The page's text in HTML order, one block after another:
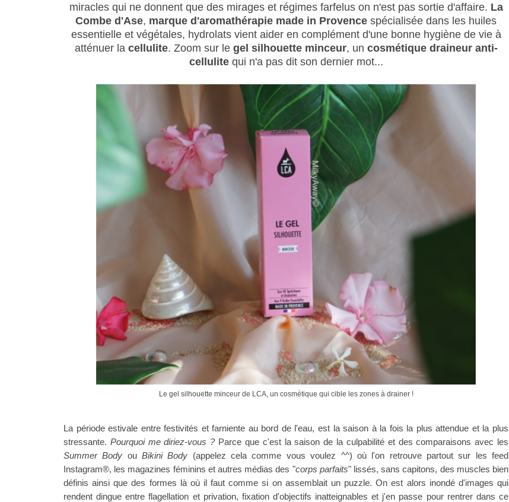
miracles qui ne donnent que des mirages et régimes farfelus on n'est pas sortie d'affaire. La
Combe d'Ase, marque d'aromathérapie made in Provence spécialisée dans les huiles
essentielle et végétales, hydrolats vient aider en complément d'une bonne hygiène de vie à
atténuer la cellulite. Zoom sur le gel silhouette minceur, un cosmétique draineur anti-
cellulitequi n'a pas dit son dernier mot...
Le gel silhouette minceur de LCA, un cosmétique qui cible les zones à drainer !
La période estivale entre festivités et farniente au bord de l'eau, est la saison à la fois la plus attendue et la plus
stressante. Pourquoi me diriez-vous ?Parce que c'est la saison de la culpabilité et des comparaisons avec les
Summer Body ouBikini Body (appelez cela comme vous voulez ^^) où l'on retrouve partout sur les feed
Instagram®, les magazines féminins et autres médias des "corps parfaits" lissés, sans capitons, des muscles bien
définis ainsi que des formes là où il faut comme si on assemblait un puzzle. On est alors inondé d'images qui
rendent dingue entre flagellation et privation, fixation d'objectifs inatteignables et j'en passe pour rentrer dans ce